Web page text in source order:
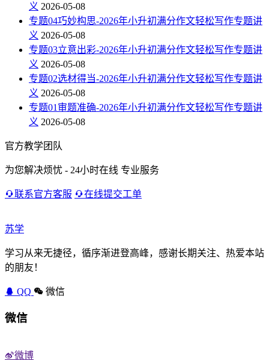
义 2026-05-08
专题04巧妙构思-2026年小升初满分作文轻松写作专题讲
义 2026-05-08
专题03立意出彩-2026年小升初满分作文轻松写作专题讲
义 2026-05-08
专题02选材得当-2026年小升初满分作文轻松写作专题讲
义 2026-05-08
专题01审题准确-2026年小升初满分作文轻松写作专题讲
义 2026-05-08
官方教学团队
为您解决烦忧 - 24小时在线 专业服务
联系官方客服 在线提交工单
苏学
学习从来无捷径，循序渐进登高峰，感谢长期关注、热爱本站
的朋友！
QQ 微信
微信
微博